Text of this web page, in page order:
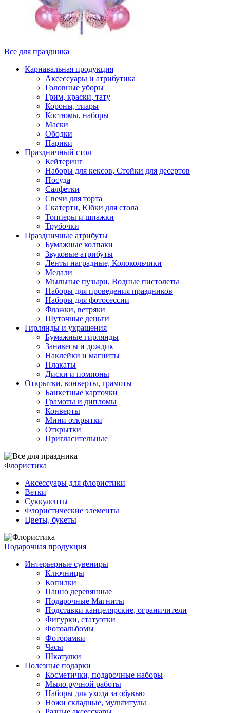
Все для праздника
Карнавальная продукция
Аксессуары и атрибутика
Головные уборы
Грим, краски, тату
Короны, тиары
Костюмы, наборы
Маски
Ободки
Парики
Праздничный стол
Кейтеринг
Наборы для кексов, Стойки для десертов
Посуда
Салфетки
Свечи для торта
Скатерти, Юбки для стола
Топперы и шпажки
Трубочки
Праздничные атрибуты
Бумажные колпаки
Звуковые атрибуты
Ленты наградные, Колокольчики
Медали
Мыльные пузыри, Водные пистолеты
Наборы для проведения праздников
Наборы для фотосессии
Флажки, ветряки
Шуточные деньги
Гирлянды и украшения
Бумажные гирлянды
Занавесы и дождик
Наклейки и магниты
Плакаты
Диски и помпоны
Открытки, конверты, грамоты
Банкетные карточки
Грамоты и дипломы
Конверты
Мини открытки
Открытки
Пригласительные
Флористика
Аксессуары для флористики
Ветки
Суккуленты
Флористические элементы
Цветы, букеты
Подарочная продукция
Интерьерные сувениры
Ключницы
Копилки
Панно деревянные
Подарочные Магниты
Подставки канцелярские, ограничители
Фигурки, статуэтки
Фотоальбомы
Фоторамки
Часы
Шкатулки
Полезные подарки
Косметички, подарочные наборы
Мыло ручной работы
Наборы для ухода за обувью
Ножи складные, мультитулы